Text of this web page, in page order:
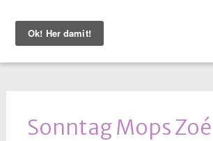
INHALT
Sonntag Mops Zoé